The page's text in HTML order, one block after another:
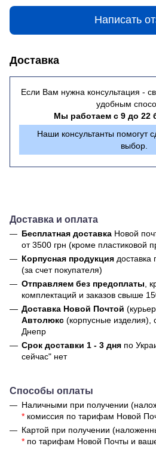
Написать
Доставка
Если Вам нужна консультация -
удобным
Мы работаем с 9 до 22
Наши консультанты помогут
выбор.
Доставка и оплата
Бесплатная доставка Новой
от 3500 грн (кроме пластиковой
Корпусная продукция доставка
(за счет покупателя)
Отправляем без предоплаты ,
комплектаций и заказов свыше
Доставка Новой Почтой
Автолюкс (корпусные изделия),
Днепр
Срок доставки 1 - 3 дня по
сейчас" нет
Способы оплаты
Наличными при получении
* комиссия по тарифам Новой
Картой при получении
* по тарифам Новой Почты и